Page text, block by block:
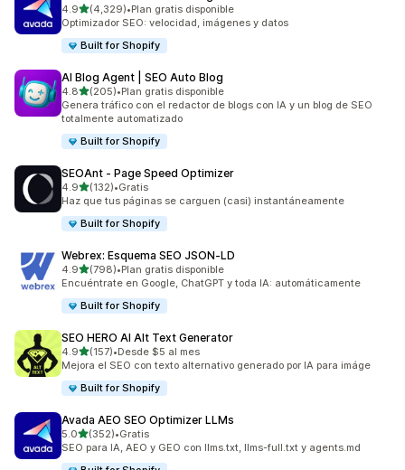
4.9de 5 estrellas
(4,329)
4329 reseñas en total
•Plan gratis disponible
Optimizador SEO: velocidad, imágenes y datos
Built for Shopify
AI Blog Agent | SEO Auto Blog
4.8de 5 estrellas
(205)
205 reseñas en total
•Plan gratis disponible
Genera tráfico con el redactor de blogs con IA y un blog de SEO
totalmente automatizado
Built for Shopify
SEOAnt ‑ Page Speed Optimizer
4.9de 5 estrellas
(132)
132 reseñas en total
•Gratis
Haz que tus páginas se carguen (casi) instantáneamente
Built for Shopify
Webrex: Esquema SEO JSON‑LD
4.9de 5 estrellas
(798)
798 reseñas en total
•Plan gratis disponible
Encuéntrate en Google, ChatGPT y toda IA: automáticamente
Built for Shopify
SEO HERO AI Alt Text Generator
4.9de 5 estrellas
(157)
157 reseñas en total
•Desde $5 al mes
Mejora el SEO con texto alternativo generado por IA para imáge
Built for Shopify
Avada AEO SEO Optimizer LLMs
5.0de 5 estrellas
(352)
352 reseñas en total
•Gratis
SEO para IA, AEO y GEO con llms.txt, llms-full.txt y agents.md